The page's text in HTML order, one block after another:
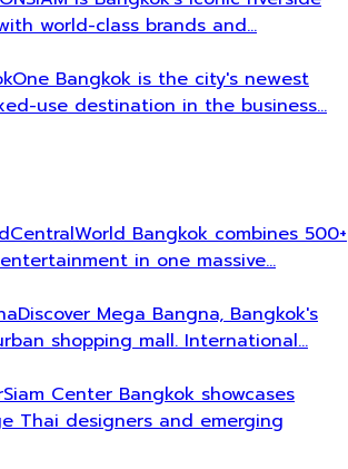
world-class brands and…
One Bangkok is the city's newest
use destination in the business…
CentralWorld Bangkok combines 500+
in one massive…
Discover Mega Bangna, Bangkok's
shopping mall. International…
Siam Center Bangkok showcases
Thai designers and emerging